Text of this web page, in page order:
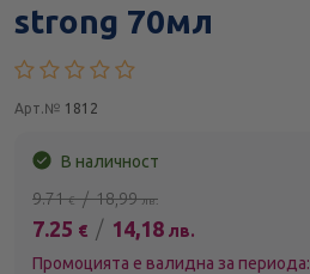
strong 70мл
Арт.№ 1812
В наличност
9.71 € / 18,99 лв.
7.25 € / 14,18 лв.
Промоцията е валидна за периода: